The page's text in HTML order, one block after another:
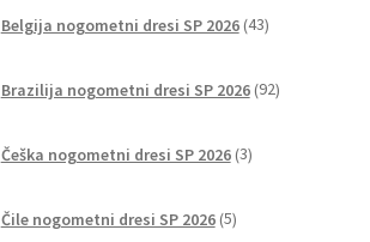
Belgija nogometni dresi SP 2026 43izdelkov
Brazilija nogometni dresi SP 2026 92izdelkov
Češka nogometni dresi SP 2026 3izdelki
Čile nogometni dresi SP 2026 5izdelkov